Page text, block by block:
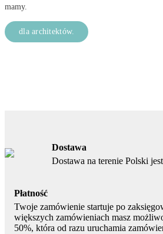
mamy.
dla architektów.
Dostawa
Dostawa na terenie Polski jest
Płatność
Twoje zamówienie startuje po
większych zamówieniach masz
50%, która od razu uruchamia